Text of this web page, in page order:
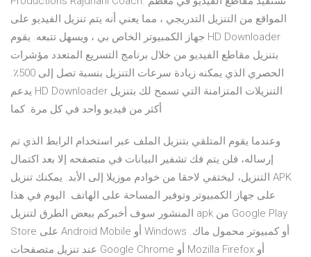
المواقع من التنزيل التدريجي ، مما يعني أنه يتم تنزيل الفيديو على
جهاز الكمبيوتر الخاص بي ، ويسهل تتبعه. يقوم HD Downloader
بتنزيل مقاطع الفيديو من خلال برنامج التسريع المتعدد مؤشرات
الحصري الذي يمكنه زيادة سرعات التنزيل بنسبة تصل إلى 500٪.
يدعم HD Downloader التنزيلات المتزامنة التي تسمح لك بتنزيل
أكثر من فيديو واحد في كل مرة. كما
وعندما يقوم المتلقي بتنزيل الملف عبر استخدام الرابط الذي تم
إرساله، فلن يتم فك تشفير البيانات في متصفحه إلا بعد اكتمال
التنزيل، ليختفي لاحقا من خوادم موزيلا إلى الأبد. يمكنك تنزيل APK
على جهاز الكمبيوتر وتوفير المساحة على الهاتف. اليوم في هذا
المنشور سوف أخبركم ببعض الطرق لتنزيل apk من Google Play
Store على Android Mobile أو Windows أو كمبيوتر محمول ماك.
عند تنزيل متصفحات Google Chrome أو Mozilla Firefox أو